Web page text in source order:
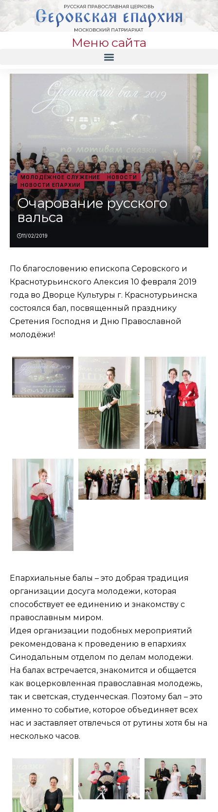
Меню сайта
МОЛОДЁЖНОЕ СЛУЖЕНИЕ
НОВОСТИ
НОВОСТИ ЕПАРХИИ
Очарование русского
вальса
11/02/2019
По благословению епископа Серовского и
Краснотурьинского Алексия 10 февраля 2019
года во Дворце Культуры г. Краснотурьинска
состоялся бал, посвященный празднику
Сретения Господня и Дню Православной
молодёжи!
Епархиальные балы – это добрая традиция
организации досуга молодежи, которая
способствует ее единению и знакомству с
православным миром.
Идея организации подобных мероприятий
рекомендована к проведению в епархиях
Синодальным отделом по делам молодежи.
На балах встречается, знакомится и общается
как воцерковленная православная молодежь,
так и светская, студенческая. Поэтому бал – это
именно то событие, которое объединяет всех
нас и заставляет отвлечься от рутины хотя бы на
несколько часов.